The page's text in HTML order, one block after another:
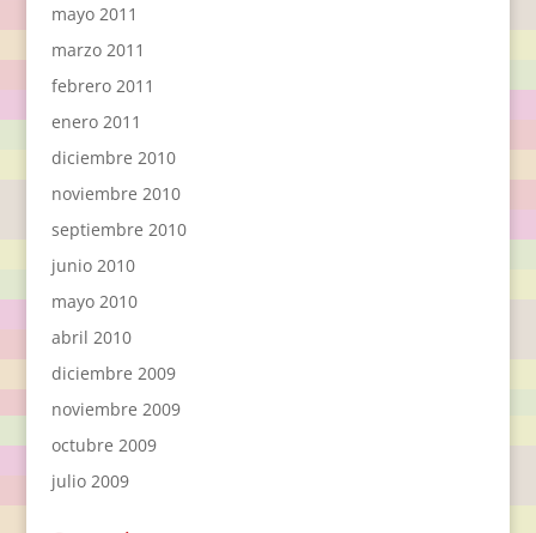
mayo 2011
marzo 2011
febrero 2011
enero 2011
diciembre 2010
noviembre 2010
septiembre 2010
junio 2010
mayo 2010
abril 2010
diciembre 2009
noviembre 2009
octubre 2009
julio 2009